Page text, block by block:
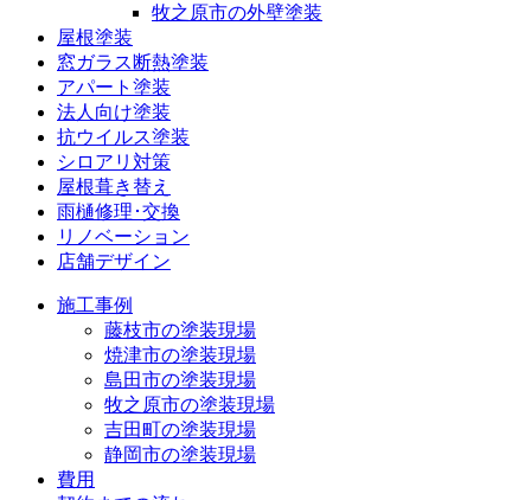
牧之原市の外壁塗装
屋根塗装
窓ガラス断熱塗装
アパート塗装
法人向け塗装
抗ウイルス塗装
シロアリ対策
屋根葺き替え
雨樋修理･交換
リノベーション
店舗デザイン
施工事例
藤枝市の塗装現場
焼津市の塗装現場
島田市の塗装現場
牧之原市の塗装現場
吉田町の塗装現場
静岡市の塗装現場
費用